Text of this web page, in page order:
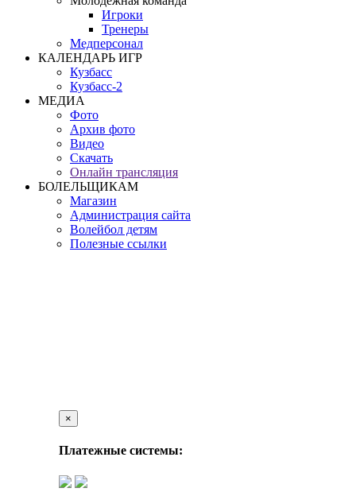
Игроки
Тренеры
Медперсонал
КАЛЕНДАРЬ ИГР
Кузбасс
Кузбасс-2
МЕДИА
Фото
Архив фото
Видео
Скачать
Онлайн трансляция
БОЛЕЛЬЩИКАМ
Магазин
Администрация сайта
Волейбол детям
Полезные ссылки
×
Платежные системы: